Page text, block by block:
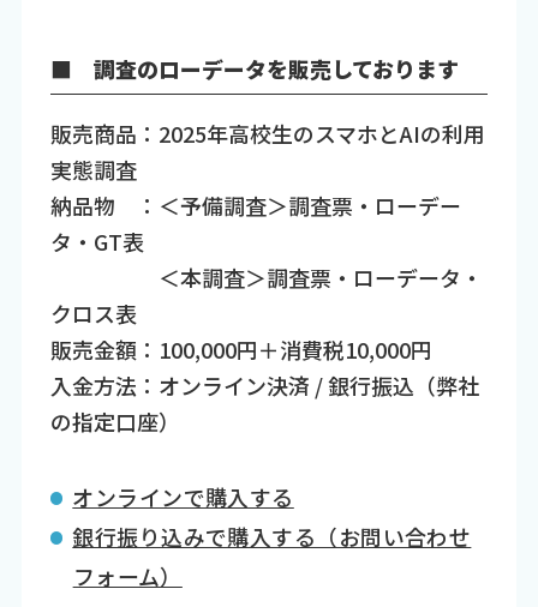
■ 調査のローデータを販売しております
販売商品：2025年高校生のスマホとAIの利用
実態調査
納品物 ：＜予備調査＞調査票・ローデー
タ・GT表
＜本調査＞調査票・ローデータ・
クロス表
販売金額：100,000円＋消費税10,000円
入金方法：オンライン決済 / 銀行振込（弊社
の指定口座）
オンラインで購入する
銀行振り込みで購入する（お問い合わせ
フォーム）